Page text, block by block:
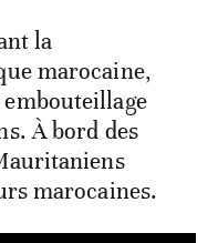
la
marocaine,
À bord des